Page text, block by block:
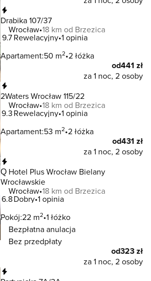
Drabika 107/37
Wrocław 18 km od Brzezica
9.7Rewelacyjny 1 opinia
Apartament:50 m2 2 łóżka
od441 zł
za 1 noc, 2 osoby
2Waters Wrocław 115/22
Wrocław 18 km od Brzezica
9.3Rewelacyjny 1 opinia
Apartament:53 m2 2 łóżka
od431 zł
za 1 noc, 2 osoby
Q Hotel Plus Wrocław Bielany
Wrocławskie
Wrocław 18 km od Brzezica
6.8Dobry 1 opinia
Pokój:22 m2 1 łóżko
Bezpłatna anulacja
Bez przedpłaty
od323 zł
za 1 noc, 2 osoby